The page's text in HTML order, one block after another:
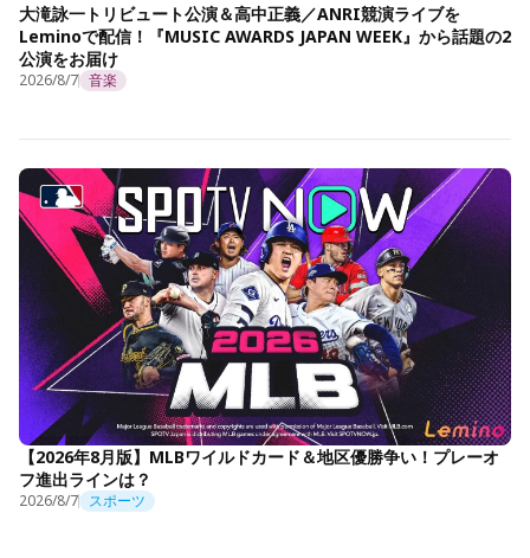
大滝詠一トリビュート公演＆高中正義／ANRI競演ライブを
Leminoで配信！『MUSIC AWARDS JAPAN WEEK』から話題の2
公演をお届け
2026/8/7 音楽
【2026年8月版】MLBワイルドカード＆地区優勝争い！プレーオ
フ進出ラインは？
2026/8/7 スポーツ